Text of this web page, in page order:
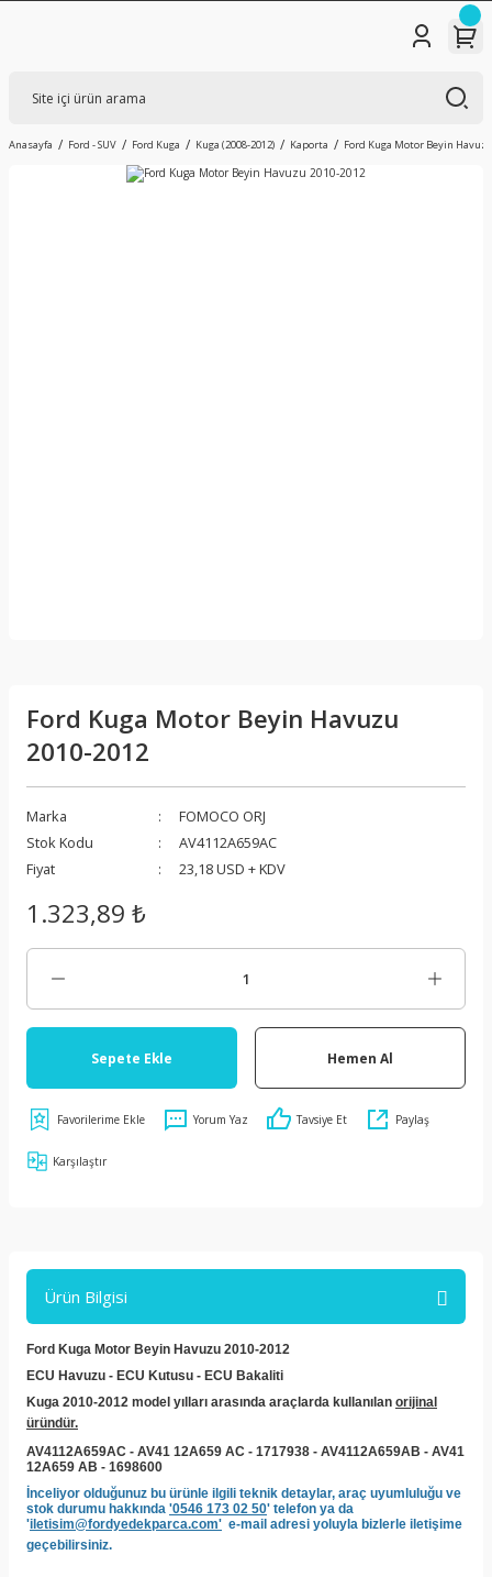
Anasayfa Ford - SUV Ford Kuga Kuga (2008-2012) Kaporta Ford Kuga Motor Beyin
Ford Kuga Motor Beyin Havuzu
2010-2012
Marka
FOMOCO ORJ
Stok Kodu
AV4112A659AC
Fiyat
23,18 USD + KDV
1.323,89 ₺
Sepete Ekle Hemen Al
Yorum Yaz Tavsiye Et Paylaş
Karşılaştır
Ürün Bilgisi
Ford Kuga Motor Beyin Havuzu 2010-2012
ECU Havuzu - ECU Kutusu - ECU Bakaliti
Kuga 2010-2012 model yılları arasında araçlarda kullanılan orijinal
üründür.
AV4112A659AC - AV41 12A659 AC - 1717938 - AV4112A659AB - AV41
12A659 AB - 1698600
İnceliyor olduğunuz bu ürünle ilgili teknik detaylar, araç uyumluluğu ve
stok durumu hakkında '0546 173 02 50' telefon ya da
'iletisim@fordyedekparca.com' e-mail adresi yoluyla bizlerle iletişime
geçebilirsiniz.